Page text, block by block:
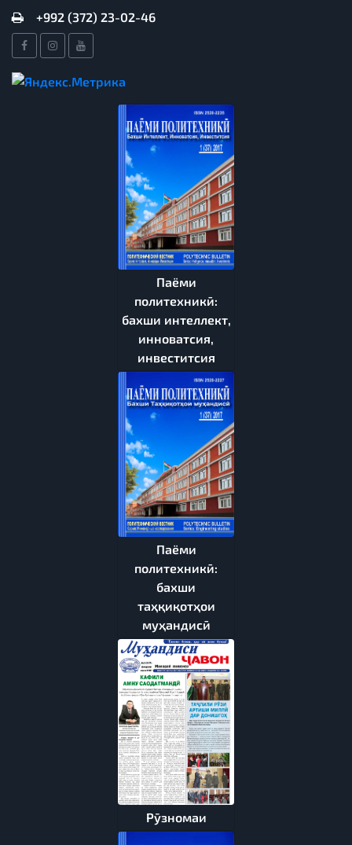
+992 (372) 23-02-46
Паёми
политехникӣ:
бахши интеллект,
инноватсия,
инвеститсия
Паёми
политехникӣ:
бахши
таҳқиқотҳои
муҳандисӣ
Рӯзномаи